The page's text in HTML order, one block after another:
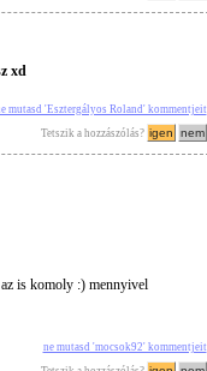
xd
mutasd 'Esztergályos Roland' kommentjeit
Tetszik a hozzászólás?
is komoly :) mennyivel
ne mutasd 'mocsok92' kommentjeit